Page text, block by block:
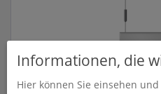
Informationen, die
Hier können Sie einsehen